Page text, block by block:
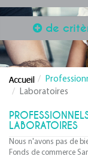
de
Laboratoires
LABORATOIRES
Nous n'avons pas de
Fonds de commerce